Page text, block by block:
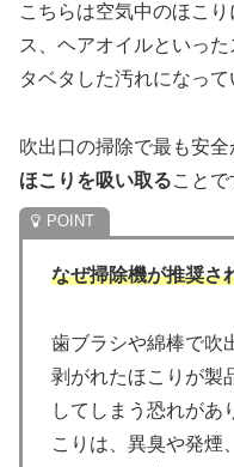
こちらは空気中のほこ
ス、ヘアオイルといっ
タベタした汚れになって
吹出口の掃除で最も安全
ほこりを吸い取ることで
なぜ掃除機が推奨さ
歯ブラシや綿棒で吹
剥がれたほこりが製
してしまう恐れがあ
こりは、異臭や発煙